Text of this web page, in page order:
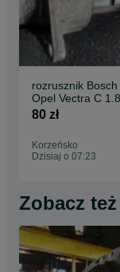
rozrusznik Bosch
Opel Vectra C 1.8
Zafira Astra 1.6
80 zł
Korzeńsko
Dzisiaj o 07:23
Zobacz też